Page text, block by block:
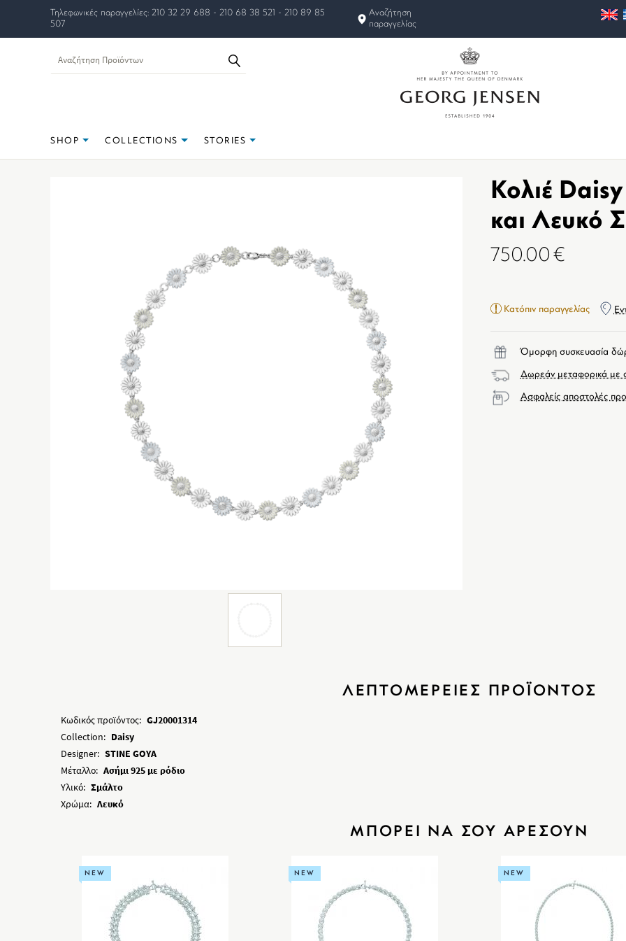
Τηλεφωνικές παραγγελίες: 210 32 29 688 - 210 68 38 521 - 210 89 85
507
Αναζήτηση
παραγγελίας
SHOP COLLECTIONS STORIES
Κολιέ
και Λευκό
750.00 €
Κατόπιν παραγγελίας
Όμορφη συσκευασία
Δωρεάν μεταφορικά με
Ασφαλείς αποστολές
ΛΕΠΤΟΜΕΡΕΙΕΣ ΠΡΟΪΟΝΤΟΣ
Κωδικός προϊόντος: GJ20001314
Collection: Daisy
Designer: STINE GOYA
Μέταλλο: Ασήμι 925 με ρόδιο
Υλικό: Σμάλτο
Χρώμα: Λευκό
ΜΠΟΡΕΙ ΝΑ ΣΟΥ ΑΡΕΣΟΥΝ
NEW NEW NEW